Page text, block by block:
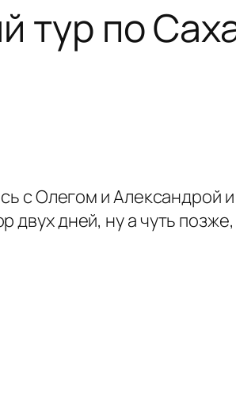
тур по
с Олегом и Александрой
дней, ну а чуть